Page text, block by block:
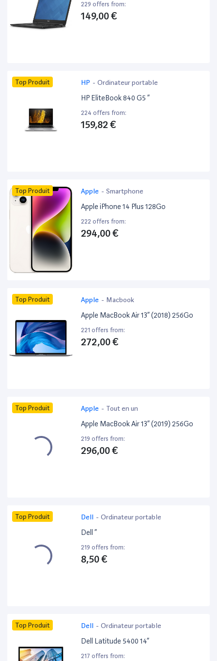
229 offers from:
149,00 €
Top Produit HP - Ordinateur portable
HP EliteBook 840 G5 ”
224 offers from:
159,82 €
Top Produit Apple - Smartphone
Apple iPhone 14 Plus 128Go
222 offers from:
294,00 €
Top Produit Apple - Macbook
Apple MacBook Air 13” (2018) 256Go
221 offers from:
272,00 €
Top Produit Apple - Tout en un
Apple MacBook Air 13” (2019) 256Go
219 offers from:
296,00 €
Top Produit Dell - Ordinateur portable
Dell ”
219 offers from:
8,50 €
Top Produit Dell - Ordinateur portable
Dell Latitude 5400 14”
217 offers from: